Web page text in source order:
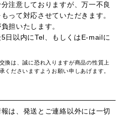
注意しておりますが、万一不良
って対応させていただきます。
担いたします。
日以内にTel、もしくはE-mailに
換は、誠に恐れ入りますが商品の性質上
くださいますようお願い申しあげます。
は、発送とご連絡以外には一切